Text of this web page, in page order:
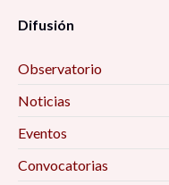
Difusión
Observatorio
Noticias
Eventos
Convocatorias